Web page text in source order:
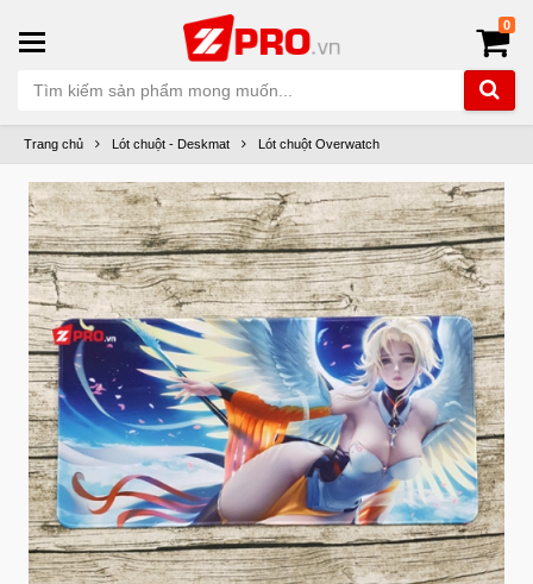
0
Trang chủ Lót chuột - Deskmat Lót chuột Overwatch